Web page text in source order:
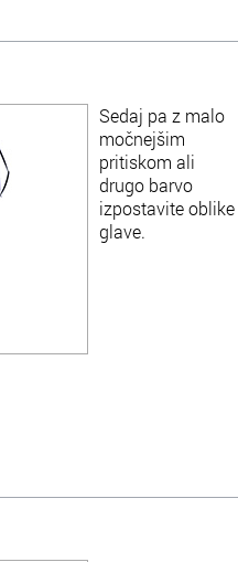
Sedaj pa z malo
močnejšim
pritiskom ali
drugo barvo
izpostavite oblike
glave.